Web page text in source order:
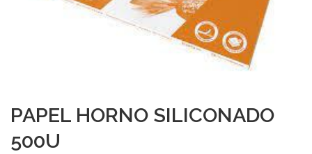
PAPEL HORNO SILICONADO
500U